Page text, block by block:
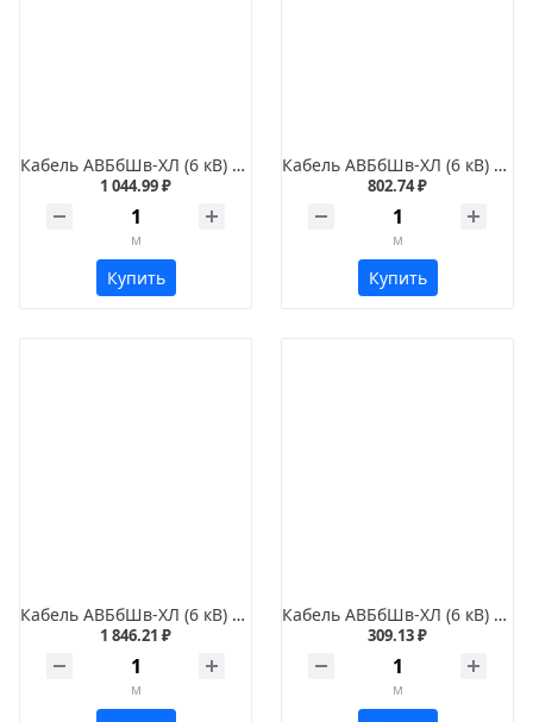
Кабель АВБбШв-ХЛ (6 кВ) 3х185
1 044.99 ₽
м
Купить
Кабель АВБбШв-ХЛ (6 кВ) 3х120
802.74 ₽
м
Купить
Кабель АВБбШв-ХЛ (6 кВ) 3х240
1 846.21 ₽
м
Кабель АВБбШв-ХЛ (6 кВ) 3х35
309.13 ₽
м